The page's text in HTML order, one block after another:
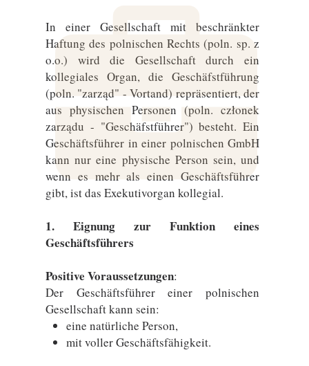
In einer Gesellschaft mit beschränkter
Haftung des polnischen Rechts (poln. sp. z
o.o.) wird die Gesellschaft durch ein
kollegiales Organ, die Geschäfstführung
(poln. "zarząd" - Vortand) repräsentiert, der
aus physischen Personen (poln. członek
zarządu - "Geschäfstführer") besteht. Ein
Geschäftsführer in einer polnischen GmbH
kann nur eine physische Person sein, und
wenn es mehr als einen Geschäftsführer
gibt, ist das Exekutivorgan kollegial.
1. Eignung zur Funktion eines
Geschäftsführers
Positive Voraussetzungen:
Der Geschäftsführer einer polnischen
Gesellschaft kann sein:
eine natürliche Person,
mit voller Geschäftsfähigkeit.